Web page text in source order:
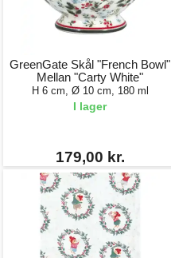
GreenGate Skål "French Bowl"
Mellan "Carty White"
H 6 cm, Ø 10 cm, 180 ml
I lager
179,00 kr.